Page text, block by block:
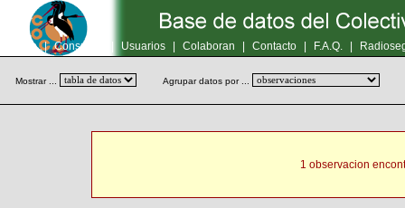
Inicio | Consultas Usuarios Colaboran Contacto F.A.Q.
Mostrar ... Agrupar datos por ...
1 observacion